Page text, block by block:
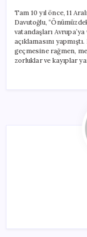
Tam 10 yıl önce, 11
Davutoğlu,
vatandaşları
açıklamasını
geçmesine rağmen,
zorluklar ve kayıplar